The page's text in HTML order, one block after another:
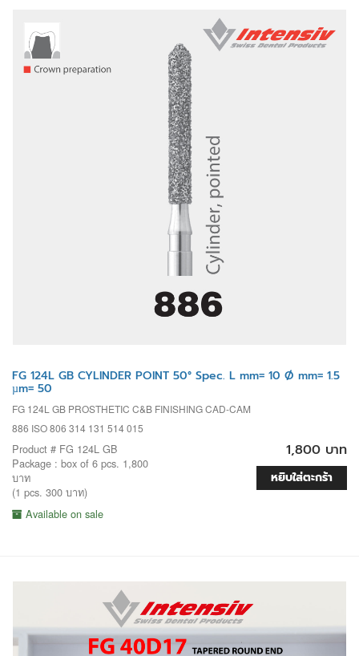
FG 124L GB CYLINDER POINT 50° Spec. L mm= 10 Ø mm= 1.5
µm= 50
FG 124L GB PROSTHETIC C&B FINISHING CAD-CAM
886 ISO 806 314 131 514 015
Product # FG 124L GB
Package : box of 6 pcs. 1,800
บาท
(1 pcs. 300 บาท)
Available on sale
1,800 บาท
หยิบใส่ตะกร้า